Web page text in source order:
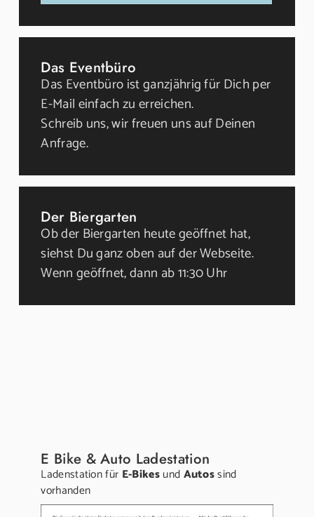
Das Eventbüro
Das Eventbüro ist ganzjährig für Dich per
E-Mail einfach zu erreichen.
Schreib uns, wir freuen uns auf Deinen
Anfrage.
Der Biergarten
Ob der Biergarten heute geöffnet hat,
siehst Du ganz oben auf der Webseite.
Wenn geöffnet, dann ab 11:30 Uhr
E Bike & Auto Ladestation
Ladenstation für E-Bikesund Autossind
vorhanden